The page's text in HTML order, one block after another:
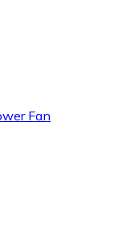
Fan